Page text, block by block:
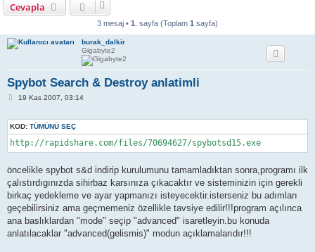
Cevapla
3 mesaj • 1 . sayfa (Toplam 1 sayfa)
burak_dalkir
Gigabyte2
Spybot Search & Destroy anlatimli
M
a
j
19 Kas 2007, 03:14
KOD: TÜMÜNÜ SEÇ
http://rapidshare.com/files/70694627/spybotsd15.exe
öncelikle spybot s&d indirip kurulumunu tamamladıktan sonra,programı ilk
çalıstırdıgınızda sihirbaz karsınıza çıkacaktır ve sisteminizin için gerekli
birkaç yedekleme ve ayar yapmanızı isteyecektir.isterseniz bu adımları
geçebilirsiniz ama geçmemeniz özellikle tavsiye edilir!!!program açılınca
ana baslıklardan "mode" seçip "advanced" isaretleyin.bu konuda
anlatılacaklar "advanced(gelismis)" modun açıklamalarıdır!!!